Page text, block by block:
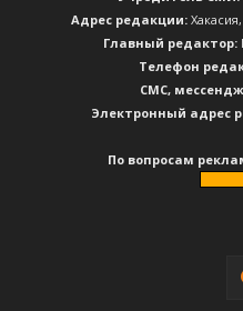
Адрес редакции:
Главный редактор:
Телефон
CМС,
Электронный адрес
По вопросам